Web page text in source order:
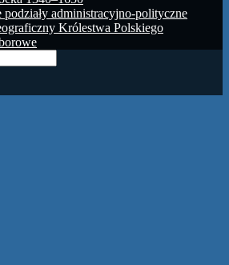
podziały administracyjno-polityczne
Królestwa Polskiego